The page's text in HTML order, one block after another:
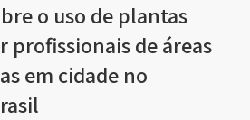
o uso de plantas
profissionais de áreas
em cidade no